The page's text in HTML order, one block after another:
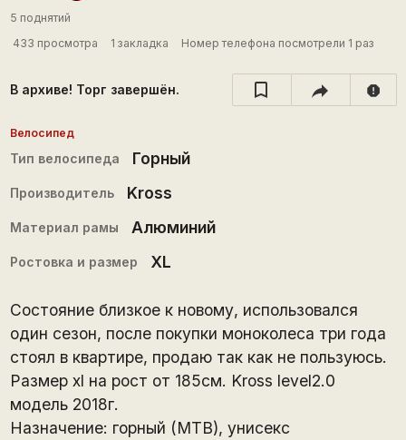
5 поднятий
433 просмотра
1 закладка Номер телефона посмотрели 1 раз
В архиве! Торг завершён. report
Велосипед
Тип велосипеда Горный
Производитель Kross
Материал рамы Алюминий
Ростовка и размер XL
Состояние близкое к новому, использовался
один сезон, после покупки моноколеса три года
стоял в квартире, продаю так как не пользуюсь.
Размер xl на рост от 185см. Kross level2.0
модель 2018г.
Назначение: горный (MTB), унисекс